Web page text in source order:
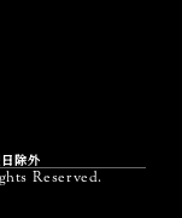
除外
Reserved.